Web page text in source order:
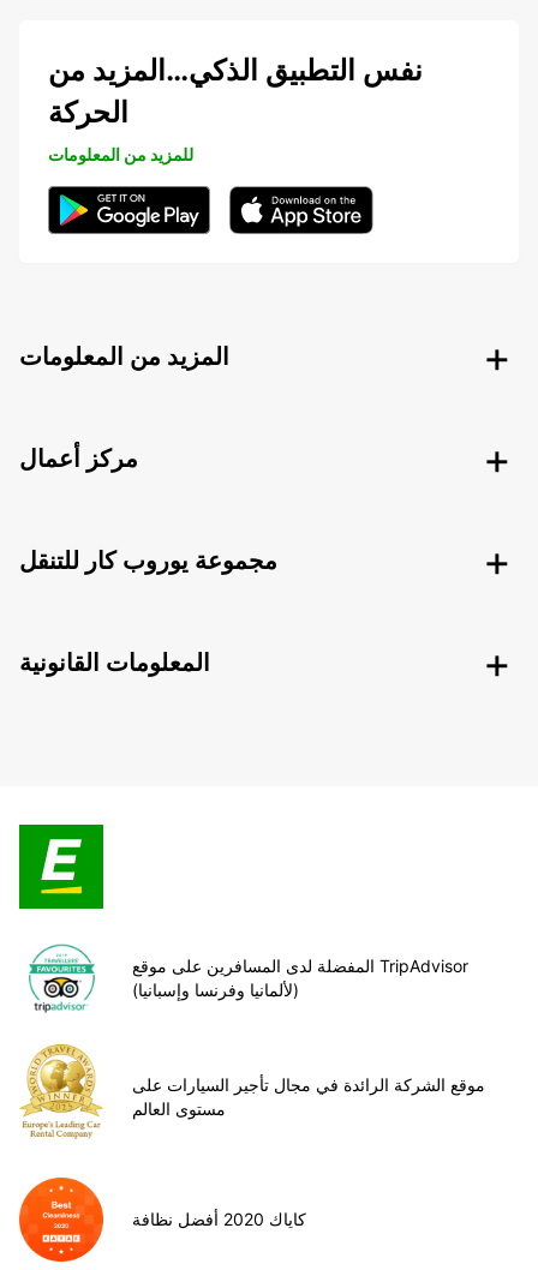
نفس التطبيق الذكي…المزيد من
الحركة
للمزيد من المعلومات
المزيد من المعلومات
مركز أعمال
مجموعة يوروب كار للتنقل
المعلومات القانونية
المفضلة لدى المسافرين على موقع TripAdvisor
(لألمانيا وفرنسا وإسبانيا)
موقع الشركة الرائدة في مجال تأجير السيارات على
مستوى العالم
كاياك 2020 أفضل نظافة